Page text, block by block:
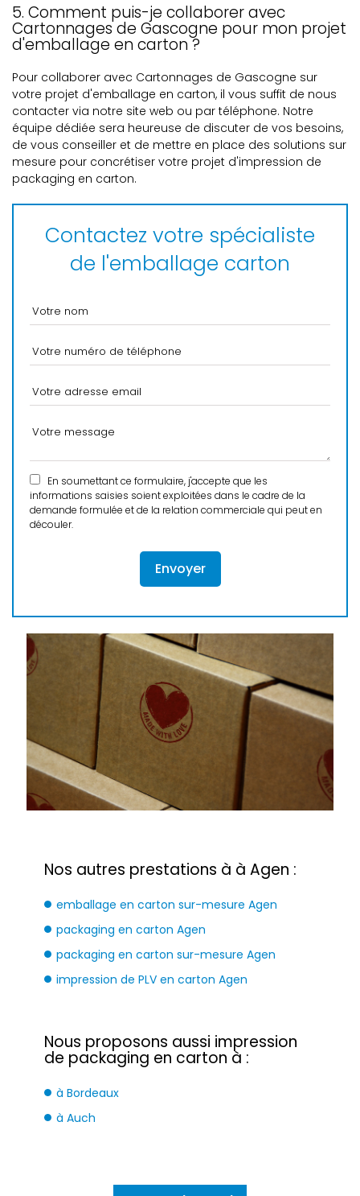
5. Comment puis-je collaborer avec
Cartonnages de Gascogne pour mon projet
d'emballage en carton ?
Pour collaborer avec Cartonnages de Gascogne sur
votre projet d'emballage en carton, il vous suffit de nous
contacter via notre site web ou par téléphone. Notre
équipe dédiée sera heureuse de discuter de vos besoins,
de vous conseiller et de mettre en place des solutions sur
mesure pour concrétiser votre projet d'impression de
packaging en carton.
Contactez votre spécialiste
de l'emballage carton
En soumettant ce formulaire, j'accepte que les
informations saisies soient exploitées dans le cadre de la
demande formulée et de la relation commerciale qui peut en
découler.
Nos autres prestations à à Agen :
emballage en carton sur-mesure Agen
packaging en carton Agen
packaging en carton sur-mesure Agen
impression de PLV en carton Agen
Nous proposons aussi impression
de packaging en carton à :
à Bordeaux
à Auch